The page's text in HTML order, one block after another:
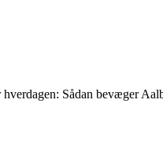
Sådan bevæger